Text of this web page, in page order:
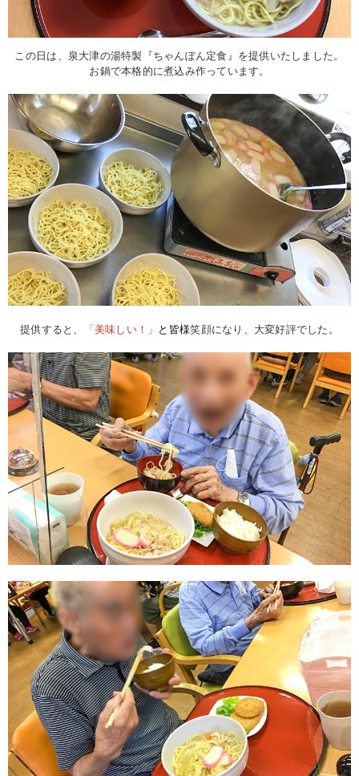
この日は、泉大津の湯特製『ちゃんぽん定食』を提供いたしました。
お鍋で本格的に煮込み作っています。
提供すると、 「美味しい！」 と皆様笑顔になり、大変好評でした。